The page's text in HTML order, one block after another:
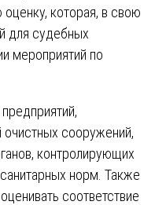
оценку, которая, в свою
для судебных
мероприятий по
сооружений,
контролирующих
норм. Также
соответствие